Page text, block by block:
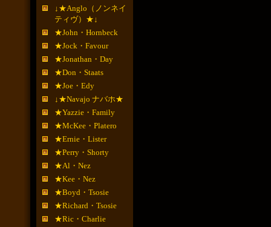
↓★Anglo（ノンネイ
ティヴ）★↓
★John・Hornbeck
★Jock・Favour
★Jonathan・Day
★Don・Staats
★Joe・Edy
↓★Navajo ナバホ★
★Yazzie・Family
★McKee・Platero
★Ernie・Lister
★Perry・Shorty
★Al・Nez
★Kee・Nez
★Boyd・Tsosie
★Richard・Tsosie
★Ric・Charlie